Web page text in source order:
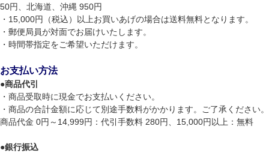
50円、北海道、沖縄 950円
・15,000円（税込）以上お買いあげの場合は送料無料となります。
・郵便局員が対面でお届けいたします。
・時間帯指定をご希望いただけます。
お支払い方法
●商品代引
・商品受取時に現金でお支払いください。
・商品の合計金額に応じて別途手数料がかかります。ご了承ください。
商品代金 0円～14,999円：代引手数料 280円、15,000円以上：無料
●銀行振込